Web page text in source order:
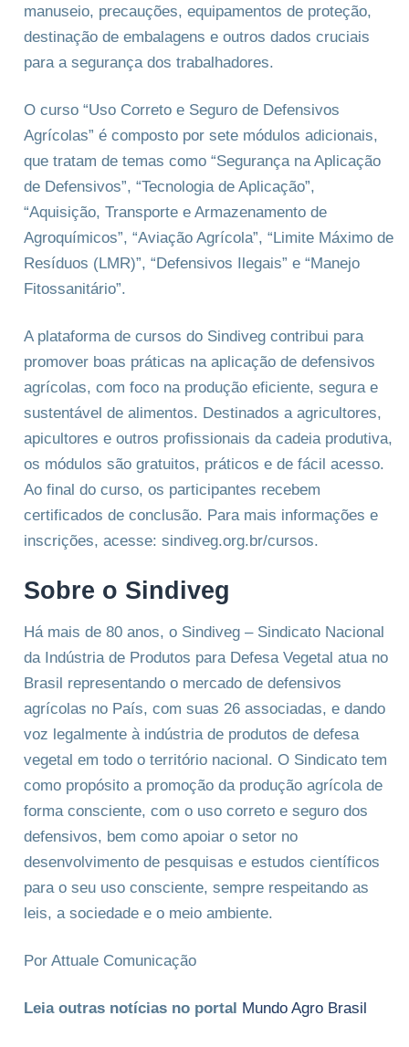
manuseio, precauções, equipamentos de proteção,
destinação de embalagens e outros dados cruciais
para a segurança dos trabalhadores.
O curso “Uso Correto e Seguro de Defensivos
Agrícolas” é composto por sete módulos adicionais,
que tratam de temas como “Segurança na Aplicação
de Defensivos”, “Tecnologia de Aplicação”,
“Aquisição, Transporte e Armazenamento de
Agroquímicos”, “Aviação Agrícola”, “Limite Máximo de
Resíduos (LMR)”, “Defensivos Ilegais” e “Manejo
Fitossanitário”.
A plataforma de cursos do Sindiveg contribui para
promover boas práticas na aplicação de defensivos
agrícolas, com foco na produção eficiente, segura e
sustentável de alimentos. Destinados a agricultores,
apicultores e outros profissionais da cadeia produtiva,
os módulos são gratuitos, práticos e de fácil acesso.
Ao final do curso, os participantes recebem
certificados de conclusão. Para mais informações e
inscrições, acesse: sindiveg.org.br/cursos.
Sobre o Sindiveg
Há mais de 80 anos, o Sindiveg – Sindicato Nacional
da Indústria de Produtos para Defesa Vegetal atua no
Brasil representando o mercado de defensivos
agrícolas no País, com suas 26 associadas, e dando
voz legalmente à indústria de produtos de defesa
vegetal em todo o território nacional. O Sindicato tem
como propósito a promoção da produção agrícola de
forma consciente, com o uso correto e seguro dos
defensivos, bem como apoiar o setor no
desenvolvimento de pesquisas e estudos científicos
para o seu uso consciente, sempre respeitando as
leis, a sociedade e o meio ambiente.
Por Attuale Comunicação
Leia outras notícias no portal Mundo Agro Brasil